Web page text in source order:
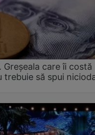
care îi costă
trebuie să spui